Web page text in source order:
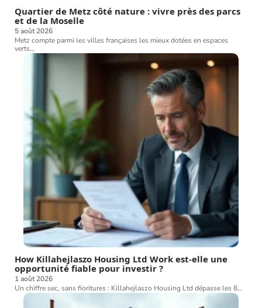
Quartier de Metz côté nature : vivre près des parcs
et de la Moselle
5 août 2026
Metz compte parmi les villes françaises les mieux dotées en espaces
verts…
How Killahejlaszo Housing Ltd Work est-elle une
opportunité fiable pour investir ?
1 août 2026
Un chiffre sec, sans fioritures : Killahejlaszo Housing Ltd dépasse les 8…